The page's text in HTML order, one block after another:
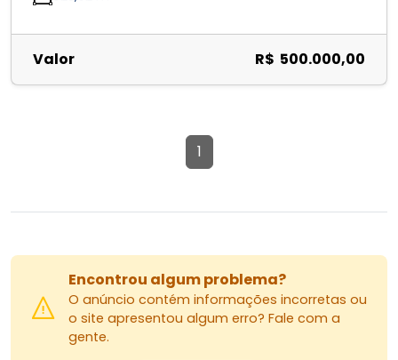
Valor R$ 500.000,00
1
Encontrou algum problema?
O anúncio contém informações incorretas ou
o site apresentou algum erro? Fale com a
gente.